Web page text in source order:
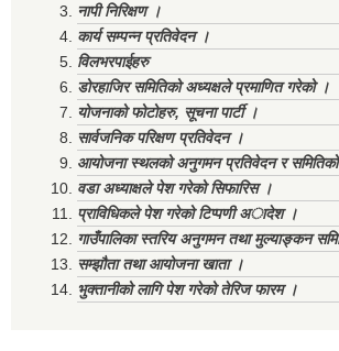
नापी निरिक्षण ।
कार्य सम्पन्न प्रतिवेदन ।
विलभरपाईहरु
डोरहाजिर समितिको अध्यक्षले प्रमाणित गरेको ।
योजनाको फोटोहरु, सूचना पार्टी ।
सार्वजनिक परिक्षण प्रतिवेदन ।
आयोजना स्थलको अनुगमन प्रतिवेदन र
वडा अध्याक्षले पेश गरेको सिफारिस ।
प्राविधिकले पेश गरेको टिप्पणी अादेश ।
गाउँपालिका स्तरिय अनुगमन तथा मुल्याङ्कन
सम्झौता तथा आयोजना खाता ।
भुक्तानीको लागि पेश गरेको तेरिज फारम ।